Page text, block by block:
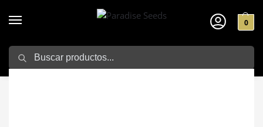
0
Home / Semillas de marihuana